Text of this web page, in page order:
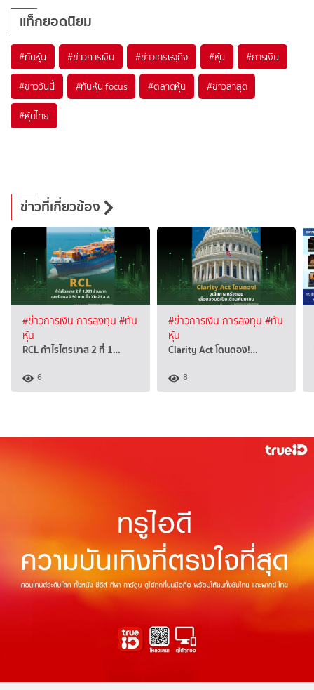
แท็กยอดนิยม
#ทันหุ้น #ข่าวการเงิน #ข่าวเศรษฐกิจ #หุ้น #การเงิน
#ข่าววันนี้ #ทันหุ้น focus #ตลาดหุ้น #ข่าวล่าสุด
#หุ้นไทย
ข่าวที่เกี่ยวข้อง
#ข่าวการเงิน การลงทุน #ทัน
หุ้น
RCL กำไรไตรมาส 2 ที่ 1…
6
#ข่าวการเงิน การลงทุน #ทัน
หุ้น
Clarity Act โดนดอง!…
8